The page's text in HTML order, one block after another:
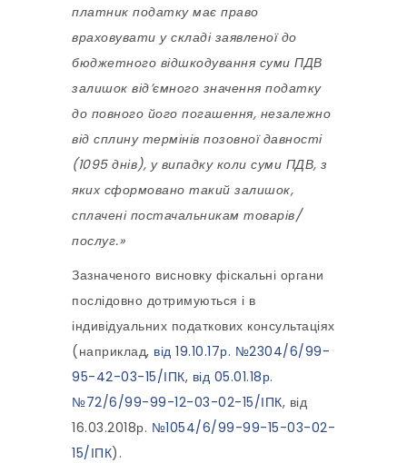
платник податку має право
враховувати у складі заявленої до
бюджетного відшкодування суми ПДВ
залишок від’ємного значення податку
до повного його погашення, незалежно
від сплину термінів позовної давності
(1095 днів), у випадку коли суми ПДВ, з
яких сформовано такий залишок,
сплачені постачальникам товарів/
послуг.»
Зазначеного висновку фіскальні органи
послідовно дотримуються і в
індивідуальних податкових консультаціях
(наприклад, від 19.10.17р. №2304/6/99-
95-42-03-15/ІПК, від 05.01.18р.
№72/6/99-99-12-03-02-15/ІПК, від
16.03.2018р. №1054/6/99-99-15-03-02-
15/ІПК).